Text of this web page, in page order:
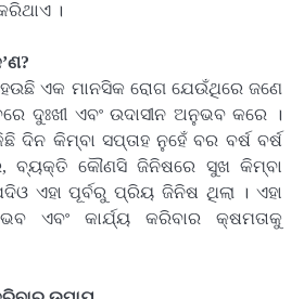
।
ଏକ ମାନସିକ ରୋଗ ଯେଉଁଥିରେ ଜଣେ
ଦୁଃଖୀ ଏବଂ ଉଦାସୀନ ଅନୁଭବ କରେ ।
ଦିନ କିମ୍ବା ସପ୍ତାହ ନୁହେଁ ବର ବର୍ଷ ବର୍ଷ
ବ୍ୟକ୍ତି କୌଣସି ଜିନିଷରେ ସୁଖ କିମ୍ବା
ଏହା ପୂର୍ବରୁ ପ୍ରିୟ ଜିନିଷ ଥିଲା । ଏହା
ଏବଂ କାର୍ଯ୍ୟ କରିବାର କ୍ଷମତାକୁ